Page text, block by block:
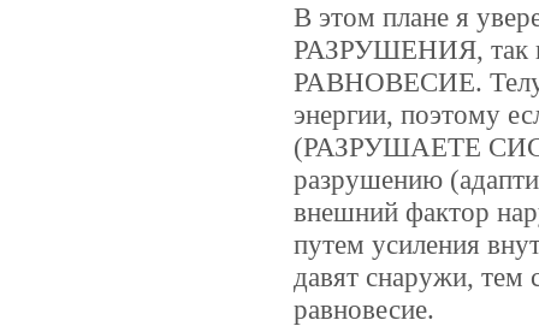
В этом плане я
РАЗРУШЕНИЯ, так
РАВНОВЕСИЕ. Телу
энергии, поэтому
(РАЗРУШАЕТЕ
разрушению
внешний фактор
путем усиления
давят снаружи, тем
равновесие.